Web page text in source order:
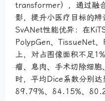
transformer），通过融
影，提升小医疗目标的辨
SvANet性能优异：在
PolypGen、TissueNet
上，对占图像面积不足
瘤、息肉、手术切除细胞
时，平均Dice系数分别
89.79%、84.15%、